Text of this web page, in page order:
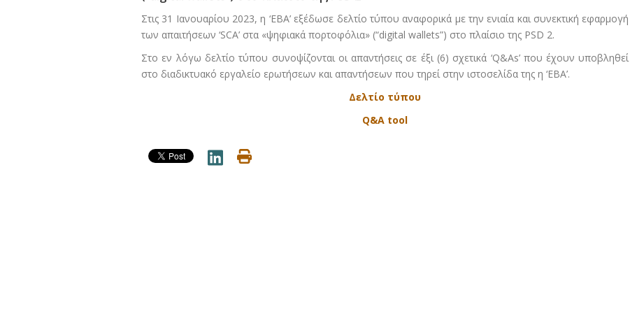
Στις 31 Ιανουαρίου 2023, η ‘ΕΒΑ’ εξέδωσε δελτίο τύπου αναφορικά με την ενιαία και συνεκτική εφαρμογή
των απαιτήσεων ‘SCA’ στα «ψηφιακά πορτοφόλια» (“digital wallets”) στο πλαίσιο της PSD 2.
Στο εν λόγω δελτίο τύπου συνοψίζονται οι απαντήσεις σε έξι (6) σχετικά ‘Q&As’ που έχουν υποβληθεί
στο διαδικτυακό εργαλείο ερωτήσεων και απαντήσεων που τηρεί στην ιστοσελίδα της η ‘ΕΒΑ’.
Δελτίο τύπου
Q&A tool